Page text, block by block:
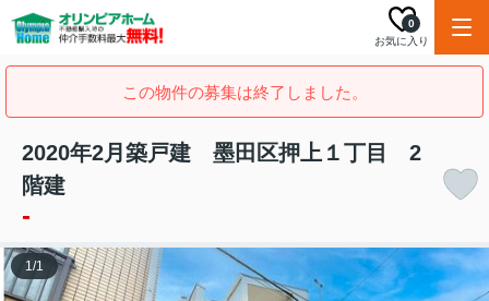
お気に入り
0
この物件の募集は終了しました。
2020年2月築戸建 墨田区押上１丁目 2
階建
-
1/1